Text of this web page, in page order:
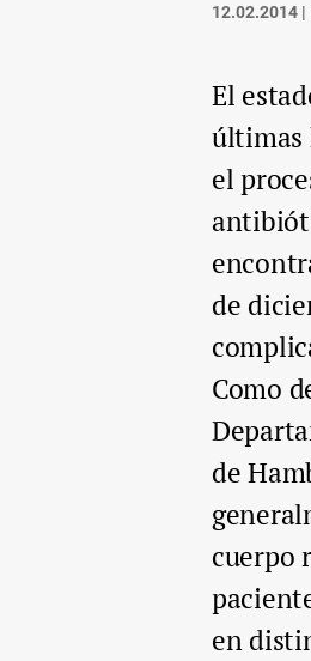
12.02.2014 |
El
últimas
el
de
Como
de
cuerpo
en